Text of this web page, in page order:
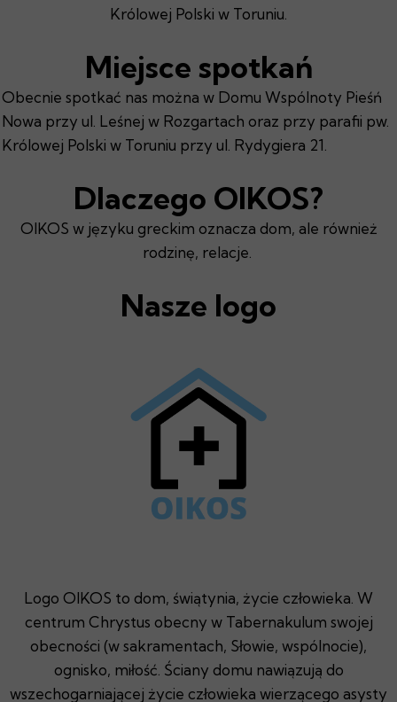
Królowej Polski w Toruniu.
Miejsce spotkań
Obecnie spotkać nas można w Domu Wspólnoty Pieśń
Nowa przy ul. Leśnej w Rozgartach oraz przy parafii pw.
Królowej Polski w Toruniu przy ul. Rydygiera 21.
Dlaczego OIKOS?
OIKOS w języku greckim oznacza dom, ale również
rodzinę, relacje.
Nasze logo
Logo OIKOS to dom, świątynia, życie człowieka. W
centrum Chrystus obecny w Tabernakulum swojej
obecności (w sakramentach, Słowie, wspólnocie),
ognisko, miłość. Ściany domu nawiązują do
wszechogarniającej życie człowieka wierzącego asysty